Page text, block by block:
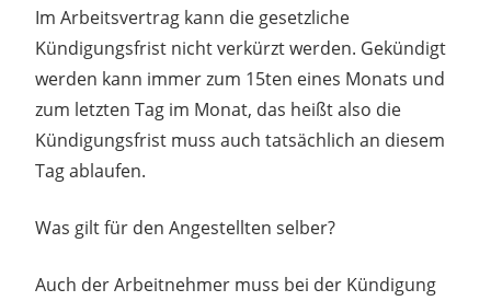
Im Arbeitsvertrag kann die gesetzliche
Kündigungsfrist nicht verkürzt werden. Gekündigt
werden kann immer zum 15ten eines Monats und
zum letzten Tag im Monat, das heißt also die
Kündigungsfrist muss auch tatsächlich an diesem
Tag ablaufen.
Was gilt für den Angestellten selber?
Auch der Arbeitnehmer muss bei der Kündigung